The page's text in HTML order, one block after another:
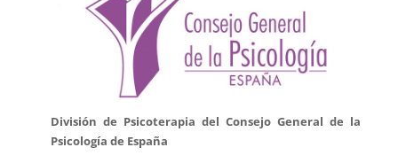
División de Psicoterapia del Consejo General de la
Psicología de España